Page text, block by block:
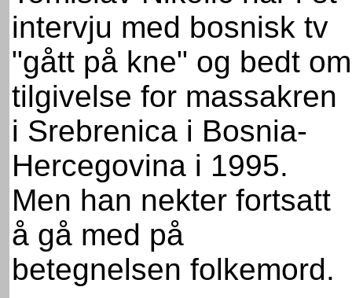
intervju med bosnisk tv
"gått på kne" og bedt om
tilgivelse for massakren
i Srebrenica i Bosnia-
Hercegovina i 1995.
Men han nekter fortsatt
å gå med på
betegnelsen folkemord.